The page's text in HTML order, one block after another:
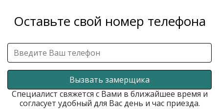
Оставьте свой номер телефона
Вызвать замерщика
Специалист свяжется с Вами в ближайшее время и
согласует удобный для Вас день и час приезда.